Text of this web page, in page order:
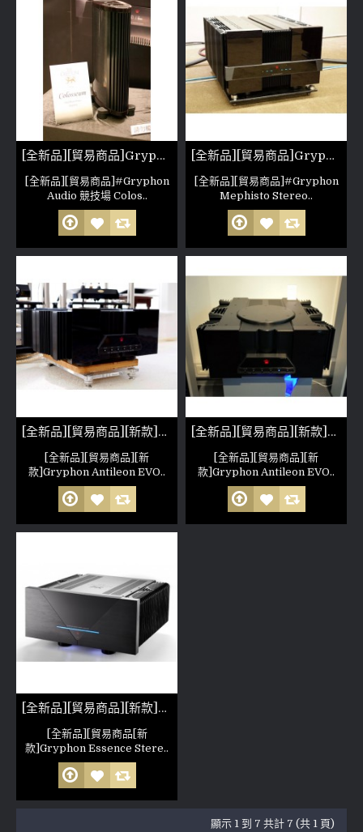
[全新品][貿易商品]Gryphon Colosseum Stereo 雙聲道後級 非人為損壞 公司保固六個月 (參考照片)
[全新品][貿易商品]#Gryphon
Audio 競技場 Colos..
[全新品][貿易商品]Gryphon Mephisto Stereo 雙聲道後級 非人為損壞 公司保固六個月 (參考照片)
[全新品][貿易商品]#Gryphon
Mephisto Stereo..
[全新品][貿易商品][新款]Gryphon Antileon EVO Mono
[全新品][貿易商品][新
款]Gryphon Antileon EVO..
[全新品][貿易商品][新款]Gryphon Antileon EVO Stereo
[全新品][貿易商品][新
款]Gryphon Antileon EVO..
[全新品][貿易商品][新款]Gryphon Essence Stereo Power Amplifier 精髓純A類立體聲後級
[全新品][貿易商品[新
款]Gryphon Essence Stere..
顯示 1 到 7 共計 7 (共 1 頁)